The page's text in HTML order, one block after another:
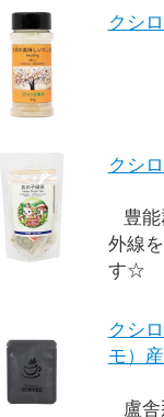
クシ
クシ
豊
外線
す☆
クシ
モ）
盧